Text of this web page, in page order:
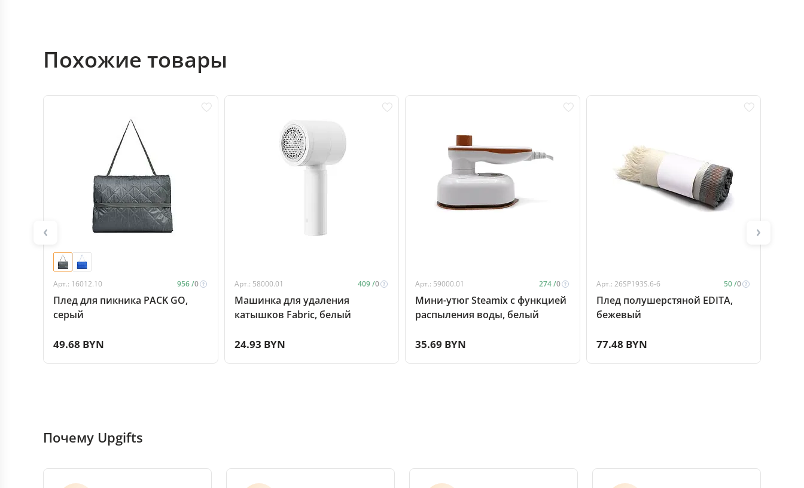
Похожие товары
Арт.: 16012.10 956 /0
Плед для пикника PACK GO,
серый
49.68 BYN
Арт.: 58000.01 409 /0
Машинка для удаления
катышков Fabric, белый
24.93 BYN
Арт.: 59000.01 274 /0
Мини-утюг Steamix с функцией
распыления воды, белый
35.69 BYN
Арт.: 26SP193S.6-6 50 /0
Плед полушерстяной EDITA,
бежевый
77.48 BYN
Почему Upgifts